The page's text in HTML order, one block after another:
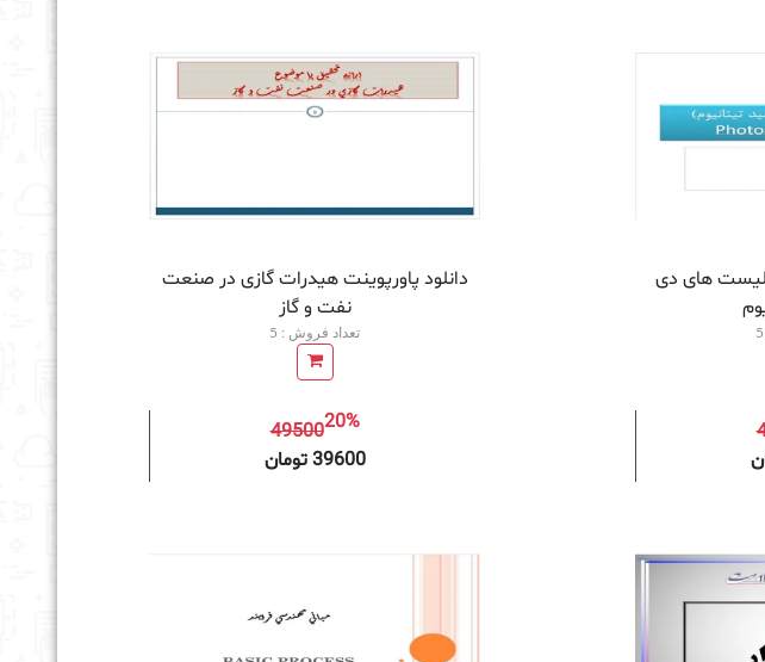
های دی
دانلود پاورپوینت هيدرات گازی در صنعت
نفت و گاز
تعداد فروش : 5
4950020%
39600 تومان